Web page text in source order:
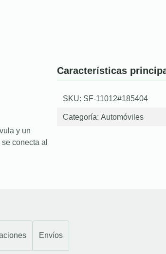
y un
conecta al
Características
SKU: SF-11012#185404
Categoría: Automóviles
Envíos